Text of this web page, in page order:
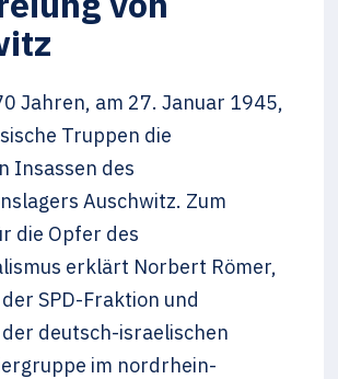
Jahren, am 27. Januar 1945,
Truppen die
Insassen des
Auschwitz. Zum
die Opfer des
erklärt Norbert Römer,
SPD-Fraktion und
deutsch-israelischen
im nordrhein-